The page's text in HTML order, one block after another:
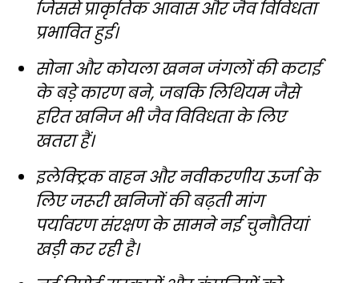
जिससे प्राकृतिक आवास और जैव विविधता
प्रभावित हुई।
सोना और कोयला खनन जंगलों की कटाई
के बड़े कारण बने, जबकि लिथियम जैसे
हरित खनिज भी जैव विविधता के लिए
खतरा हैं।
इलेक्ट्रिक वाहन और नवीकरणीय ऊर्जा के
लिए जरूरी खनिजों की बढ़ती मांग
पर्यावरण संरक्षण के सामने नई चुनौतियां
खड़ी कर रही है।